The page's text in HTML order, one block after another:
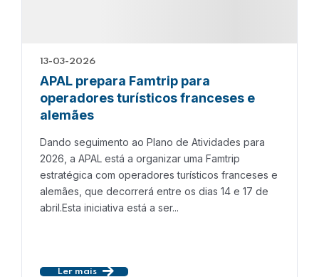
13-03-2026
APAL prepara Famtrip para
operadores turísticos franceses e
alemães
Dando seguimento ao Plano de Atividades para
2026, a APAL está a organizar uma Famtrip
estratégica com operadores turísticos franceses e
alemães, que decorrerá entre os dias 14 e 17 de
abril.Esta iniciativa está a ser...
Ler mais